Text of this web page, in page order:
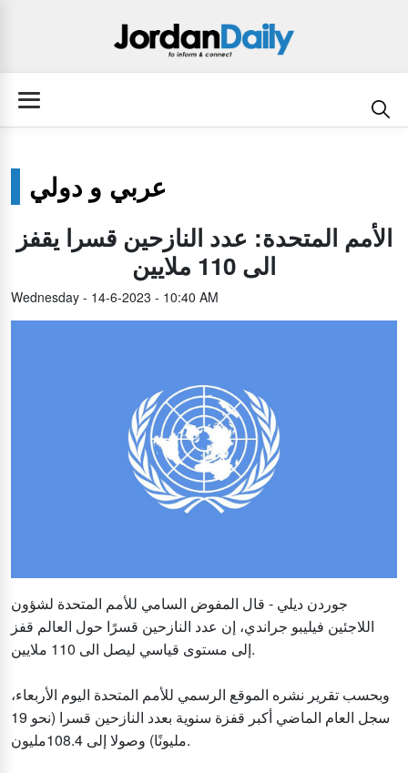
عربي و دولي
الأمم المتحدة: عدد النازحين قسرا يقفز
الى 110 ملايين
Wednesday - 14-6-2023 - 10:40 AM
جوردن ديلي - قال المفوض السامي للأمم المتحدة لشؤون
اللاجئين فيليبو جراندي، إن عدد النازحين قسرًا حول العالم قفز
إلى مستوى قياسي ليصل الى 110 ملايين.
وبحسب تقرير نشره الموقع الرسمي للأمم المتحدة اليوم الأربعاء،
سجل العام الماضي أكبر قفزة سنوية بعدد النازحين قسرا (نحو 19
مليونًا) وصولا إلى 108.4مليون.